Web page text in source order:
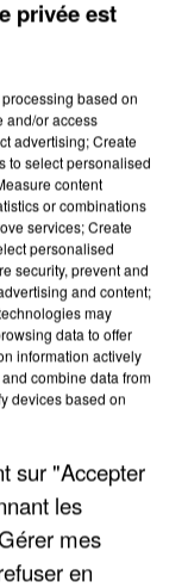
privée est
based on
and/or access
advertising; Create
to select personalised
content
or combinations
services; Create
personalised
security, prevent and
and content;
may
data to offer
information actively
combine data from
devices based on
sur "Accepter
les
mes
en